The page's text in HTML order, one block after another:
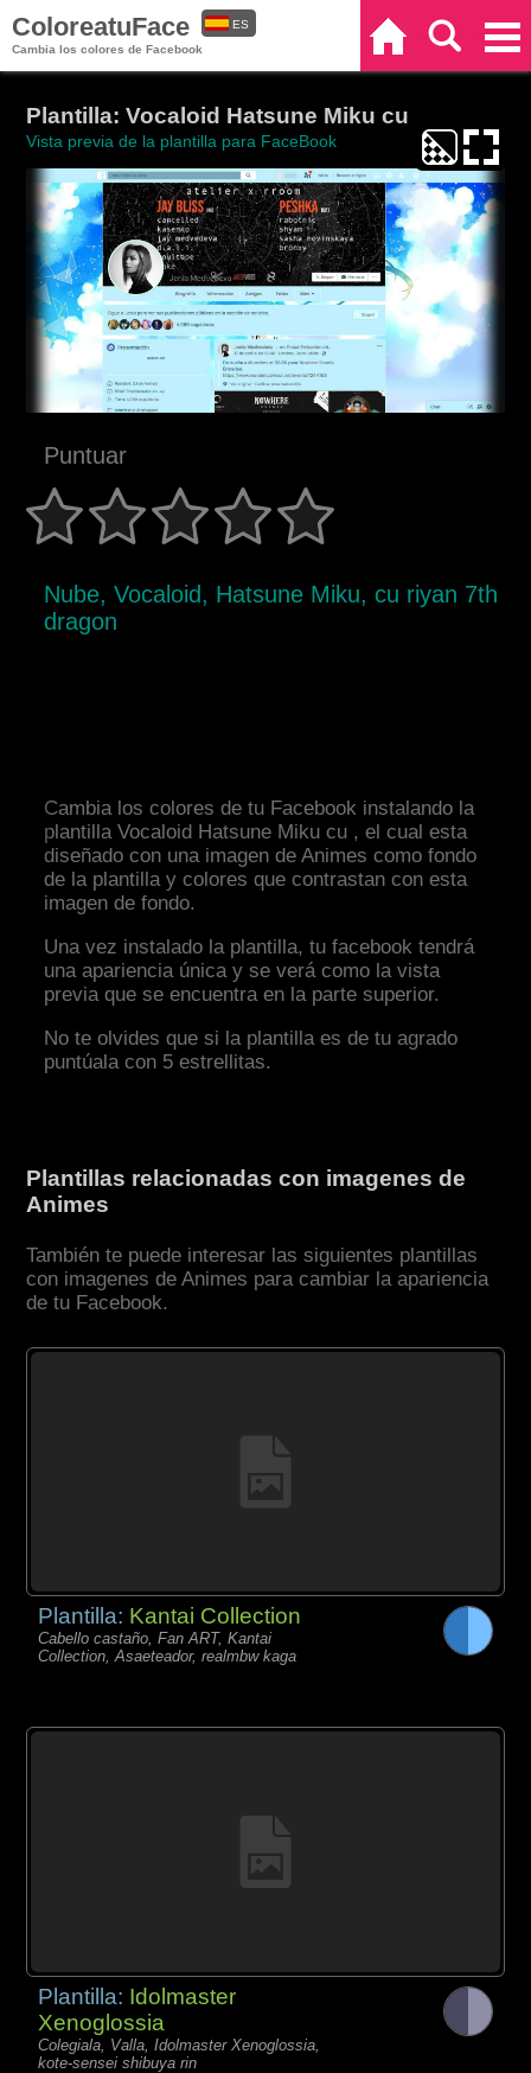
ColoreatuFace
Cambia los colores de Facebook
ES
Plantilla: Vocaloid Hatsune Miku cu
Vista previa de la plantilla para FaceBook
Puntuar
Nube, Vocaloid, Hatsune Miku, cu riyan 7th
dragon
Cambia los colores de tu Facebook instalando la
plantilla Vocaloid Hatsune Miku cu , el cual esta
diseñado con una imagen de Animes como fondo
de la plantilla y colores que contrastan con esta
imagen de fondo.
Una vez instalado la plantilla, tu facebook tendrá
una apariencia única y se verá como la vista
previa que se encuentra en la parte superior.
No te olvides que si la plantilla es de tu agrado
puntúala con 5 estrellitas.
Plantillas relacionadas con imagenes de
Animes
También te puede interesar las siguientes plantillas
con imagenes de Animes para cambiar la apariencia
de tu Facebook.
Plantilla: Kantai Collection
Cabello castaño, Fan ART, Kantai
Collection, Asaeteador, realmbw kaga
Plantilla: Idolmaster
Xenoglossia
Colegiala, Valla, Idolmaster Xenoglossia,
kote-sensei shibuya rin